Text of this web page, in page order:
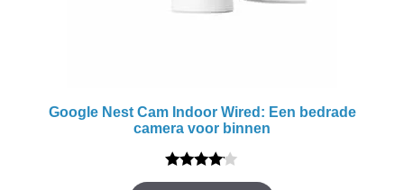
Google Nest Cam Indoor Wired: Een bedrade
camera voor binnen
4.00van